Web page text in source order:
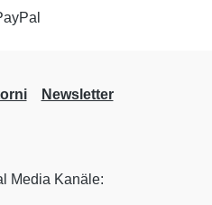
Newsletter
Media Kanäle: